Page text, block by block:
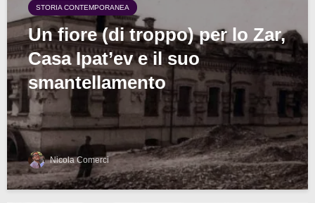
STORIA CONTEMPORANEA
Un fiore (di troppo) per lo Zar,
Casa Ipat’ev e il suo
smantellamento
Nicola Comerci